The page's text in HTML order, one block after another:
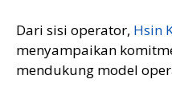
Dari sisi operator, Hsin
menyampaikan
mendukung model